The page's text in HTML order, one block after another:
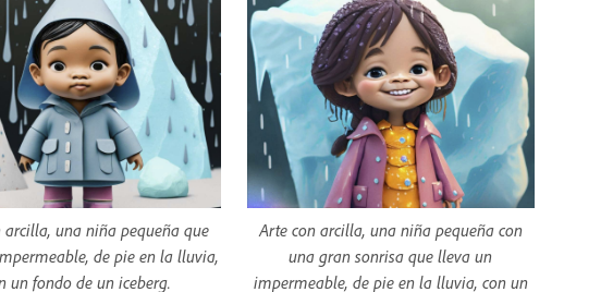
arcilla, una niña pequeña que
de pie en la lluvia,
un fondo de un iceberg.
Arte con arcilla, una niña pequeña con
una gran sonrisa que lleva un
impermeable, de pie en la lluvia, con un